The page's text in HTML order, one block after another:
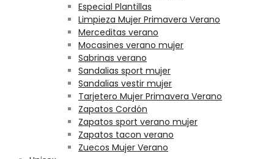
Especial Plantillas
Limpieza Mujer Primavera Verano
Merceditas verano
Mocasines verano mujer
Sabrinas verano
Sandalias sport mujer
Sandalias vestir mujer
Tarjetero Mujer Primavera Verano
Zapatos Cordón
Zapatos sport verano mujer
Zapatos tacon verano
Zuecos Mujer Verano